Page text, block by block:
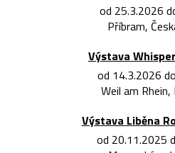
od 25.3.2026
Příbram,
Výstava
od 14.3.2026
Weil am Rhein,
Výstava Liběna
od 20.11.2025